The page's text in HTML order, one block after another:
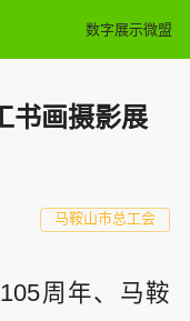
数字展示微盟
书画摄影展
马鞍山市总工会
周年、马鞍